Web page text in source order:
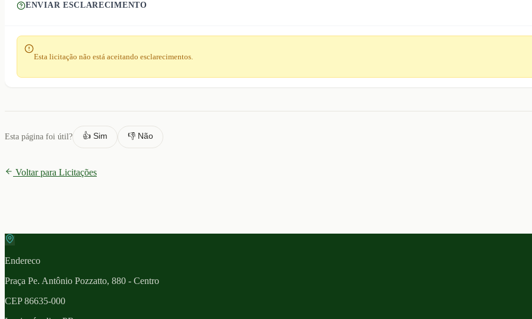
ENVIAR ESCLARECIMENTO
Esta licitação não está aceitando esclarecimentos.
Esta página foi útil? 👍 Sim 👎 Não
Voltar para Licitações
Endereco
Praça Pe. Antônio Pozzatto, 880 - Centro
CEP86635-000